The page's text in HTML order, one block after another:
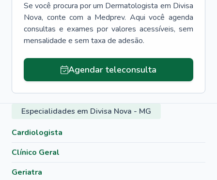
Se você procura por um Dermatologista em Divisa
Nova, conte com a Medprev. Aqui você agenda
consultas e exames por valores acessíveis, sem
mensalidade e sem taxa de adesão.
Agendar teleconsulta
Especialidades em Divisa Nova - MG
Cardiologista
Clínico Geral
Geriatra